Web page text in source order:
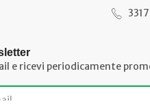
e ricevi periodicamente